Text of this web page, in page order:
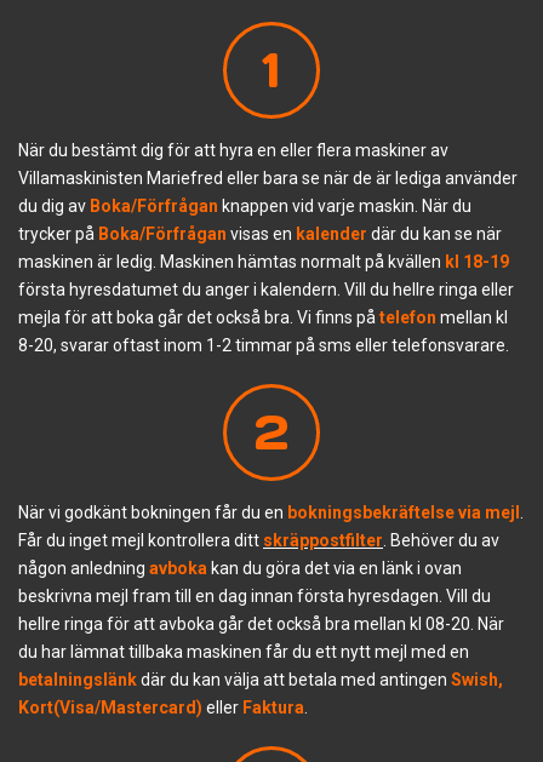
1
När du bestämt dig för att hyra en eller flera maskiner av
Villamaskinisten Mariefred eller bara se när de är lediga använder
du dig av Boka/Förfrågan knappen vid varje maskin. När du
trycker på Boka/Förfrågan visas en kalender där du kan se när
maskinen är ledig. Maskinen hämtas normalt på kvällen kl 18-19
första hyresdatumet du anger i kalendern. Vill du hellre ringa eller
mejla för att boka går det också bra. Vi finns på telefon mellan kl
8-20, svarar oftast inom 1-2 timmar på sms eller telefonsvarare.
2
När vi godkänt bokningen får du en bokningsbekräftelsevia mejl
Får du inget mejl kontrollera ditt skräppostfilter . Behöver du av
någon anledning avboka kan du göra det via en länk i ovan
beskrivna mejl fram till en dag innan första hyresdagen. Vill du
hellre ringa för att avboka går det också bra mellan kl 08-20. När
du har lämnat tillbaka maskinen får du ett nytt mejl med en
betalningslänkdär du kan välja att betala med antingen Swish,
Kort(Visa/Mastercard) eller Faktura